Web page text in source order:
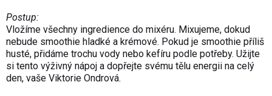
Postup:
Vložíme všechny ingredience do mixéru. Mixujeme, dokud
nebude smoothie hladké a krémové. Pokud je smoothie příliš
husté, přidáme trochu vody nebo kefíru podle potřeby. Užijte
si tento výživný nápoj a dopřejte svému tělu energii na celý
den, vaše Viktorie Ondrová.